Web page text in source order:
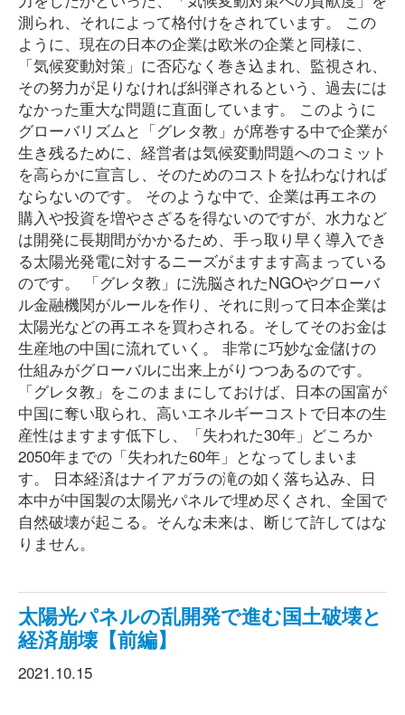
測られ、それによって格付けをされています。 この
ように、現在の日本の企業は欧米の企業と同様に、
「気候変動対策」に否応なく巻き込まれ、監視され、
その努力が足りなければ糾弾されるという、過去には
なかった重大な問題に直面しています。 このように
グローバリズムと「グレタ教」が席巻する中で企業が
生き残るために、経営者は気候変動問題へのコミット
を高らかに宣言し、そのためのコストを払わなければ
ならないのです。 そのような中で、企業は再エネの
購入や投資を増やさざるを得ないのですが、水力など
は開発に長期間がかかるため、手っ取り早く導入でき
る太陽光発電に対するニーズがますます高まっている
のです。 「グレタ教」に洗脳されたNGOやグローバ
ル金融機関がルールを作り、それに則って日本企業は
太陽光などの再エネを買わされる。そしてそのお金は
生産地の中国に流れていく。 非常に巧妙な金儲けの
仕組みがグローバルに出来上がりつつあるのです。
「グレタ教」をこのままにしておけば、日本の国富が
中国に奪い取られ、高いエネルギーコストで日本の生
産性はますます低下し、「失われた30年」どころか
2050年までの「失われた60年」となってしまいま
す。 日本経済はナイアガラの滝の如く落ち込み、日
本中が中国製の太陽光パネルで埋め尽くされ、全国で
自然破壊が起こる。そんな未来は、断じて許してはな
りません。
太陽光パネルの乱開発で進む国土破壊と
経済崩壊【前編】
2021.10.15